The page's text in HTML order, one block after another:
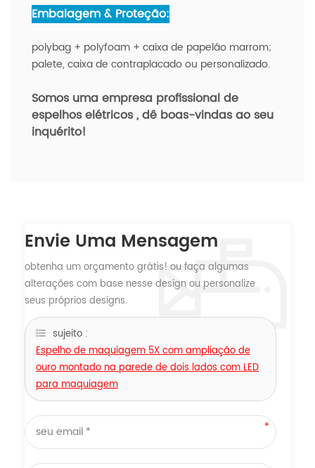
Embalagem & Proteção:
polybag + polyfoam + caixa de papelão marrom;
palete, caixa de contraplacado ou personalizado.
Somos uma empresa profissional de
espelhos elétricos, dê boas-vindas ao seu
inquérito!
Envie Uma Mensagem
obtenha um orçamento grátis! ou faça algumas
alterações com base nesse design ou personalize
seus próprios designs.
sujeito :
Espelho de maquiagem 5X com ampliação de
ouro montado na parede de dois lados com LED
para maquiagem